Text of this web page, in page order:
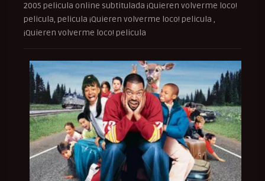
2005 pelicula online subtitulada ¡Quieren volverme loco!
pelicula, pelicula ¡Quieren volverme loco! pelicula ,
¡Quieren volverme loco! pelicula